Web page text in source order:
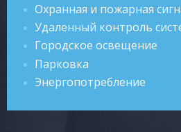
Охранная и пожарная
Удаленный контроль
Городское освещение
Парковка
Энергопотребление